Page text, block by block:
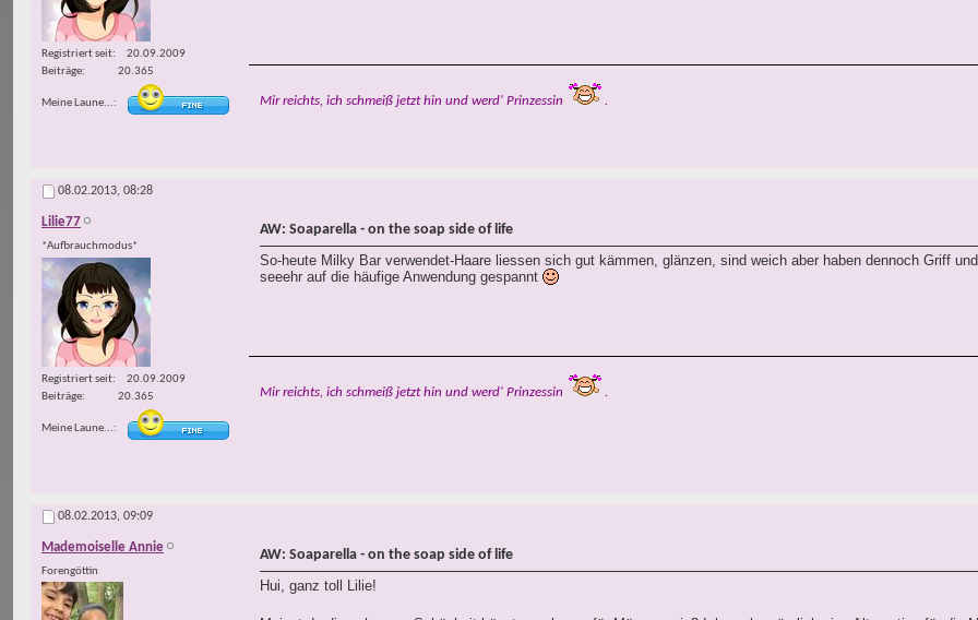
Registriert seit
20.09.2009
Beiträge
20.365
Meine Laune... Mir reichts, ich schmeiß jetzt hin und werd' Prinzessin .
08.02.2013, 08:28
Lilie77
*Aufbrauchmodus*
Registriert seit
20.09.2009
Beiträge
20.365
Meine Laune...
AW: Soaparella - on the soap side of life
So-heute Milky Bar verwendet-Haare liessen sich gut kämmen, glänzen, sind weich aber haben dennoch Griff
seeehr auf die häufige Anwendung gespannt
Mir reichts, ich schmeiß jetzt hin und werd' Prinzessin .
08.02.2013, 09:09
Mademoiselle Annie
Forengöttin
AW: Soaparella - on the soap side of life
Hui, ganz toll Lilie!